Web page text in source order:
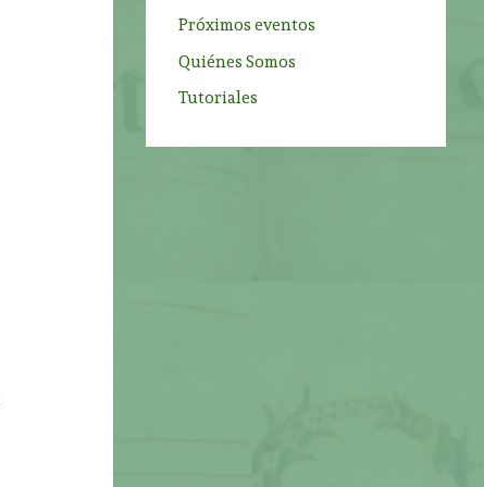
Próximos eventos
Quiénes Somos
Tutoriales